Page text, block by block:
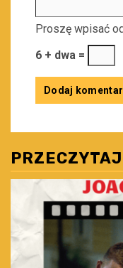
Proszę wpisać
6 + dwa =